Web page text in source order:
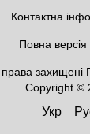
Контактна
Повна версія
права
Copyright ©
Укр